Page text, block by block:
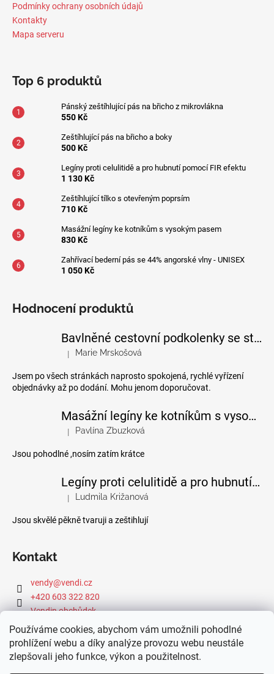
Používáme cookies, abychom vám umožnili pohodlné
prohlížení webu a díky analýze provozu webu neustále
zlepšovali jeho funkce, výkon a použitelnost.
Podmínky ochrany osobních údajů
Kontakty
Mapa serveru
Top 6 produktů
Pánský zeštíhlující pás na břicho z mikrovlákna
550 Kč
Zeštíhlující pás na břicho a boky
500 Kč
Legíny proti celulitidě a pro hubnutí pomocí FIR efektu
1 130 Kč
Zeštíhlující tílko s otevřeným poprsím
710 Kč
Masážní legíny ke kotníkům s vysokým pasem
830 Kč
Zahřívací bederní pás se 44% angorské vlny - UNISEX
1 050 Kč
Hodnocení produktů
Bavlněné cestovní podkolenky se stupňovanou kompresí
Hodnocení produktu je 5 z 5 hvězdiček.
| Marie Mrskošová
Jsem po všech stránkách naprosto spokojená, rychlé vyřízení
objednávky až po dodání. Mohu jenom doporučovat.
Masážní legíny ke kotníkům s vysokým pasem
Hodnocení produktu je 4 z 5 hvězdiček.
| Pavlína Zbuzková
Jsou pohodlné ,nosím zatím krátce
Legíny proti celulitidě a pro hubnutí pomocí FIR efektu
Hodnocení produktu je 5 z 5 hvězdiček.
| Ludmila Križanová
Jsou skvělé pěkně tvaruji a zeštihlují
Kontakt
vendy@vendi.cz
+420 603 322 820
Vendin obchůdek